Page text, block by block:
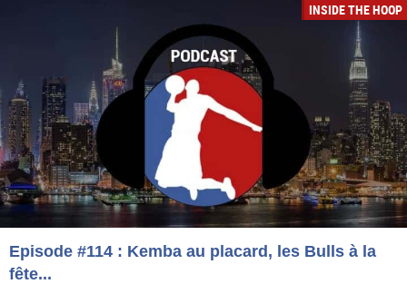
INSIDE THE HOOP
Episode #114 : Kemba au placard, les Bulls à la
fête...